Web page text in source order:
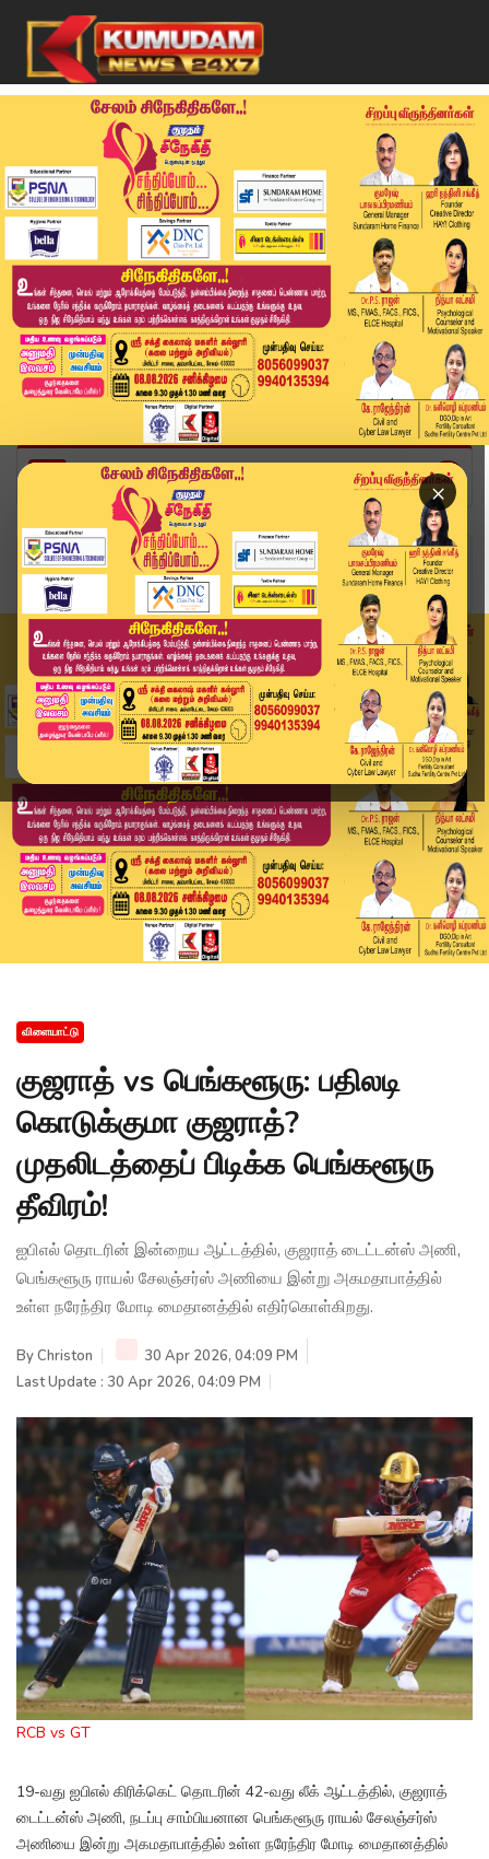
×
Home
விளையாட்டு
குஜராத் vs பெங்களூரு: பதிலடி கொடுக்குமா குஜராத்...
விளையாட்டு
குஜராத் vs பெங்களூரு: பதிலடி
கொடுக்குமா குஜராத்?
முதலிடத்தைப் பிடிக்க பெங்களூரு
தீவிரம்!
ஐபிஎல் தொடரின் இன்றைய ஆட்டத்தில், குஜராத் டைட்டன்ஸ் அணி,
பெங்களூரு ராயல் சேலஞ்சர்ஸ் அணியை இன்று அகமதாபாத்தில்
உள்ள நரேந்திர மோடி மைதானத்தில் எதிர்கொள்கிறது.
ByChriston
30 Apr 2026, 04:09 PM
Last Update : 30 Apr 2026, 04:09 PM
RCB vs GT
19-வது ஐபிஎல் கிரிக்கெட் தொடரின் 42-வது லீக் ஆட்டத்தில், குஜராத்
டைட்டன்ஸ் அணி, நடப்பு சாம்பியனான பெங்களூரு ராயல் சேலஞ்சர்ஸ்
அணியை இன்று அகமதாபாத்தில் உள்ள நரேந்திர மோடி மைதானத்தில்